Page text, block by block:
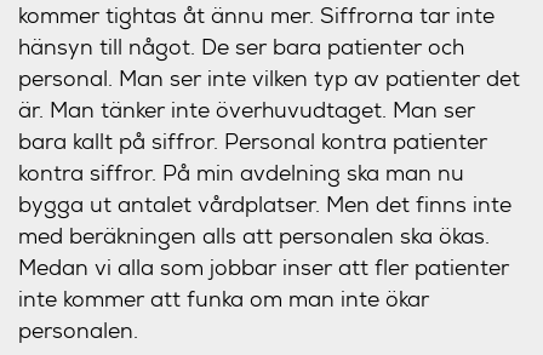
kommer tightas åt ännu mer. Siffrorna tar inte
hänsyn till något. De ser bara patienter och
personal. Man ser inte vilken typ av patienter det
är. Man tänker inte överhuvudtaget. Man ser
bara kallt på siffror. Personal kontra patienter
kontra siffror. På min avdelning ska man nu
bygga ut antalet vårdplatser. Men det finns inte
med beräkningen alls att personalen ska ökas.
Medan vi alla som jobbar inser att fler patienter
inte kommer att funka om man inte ökar
personalen.